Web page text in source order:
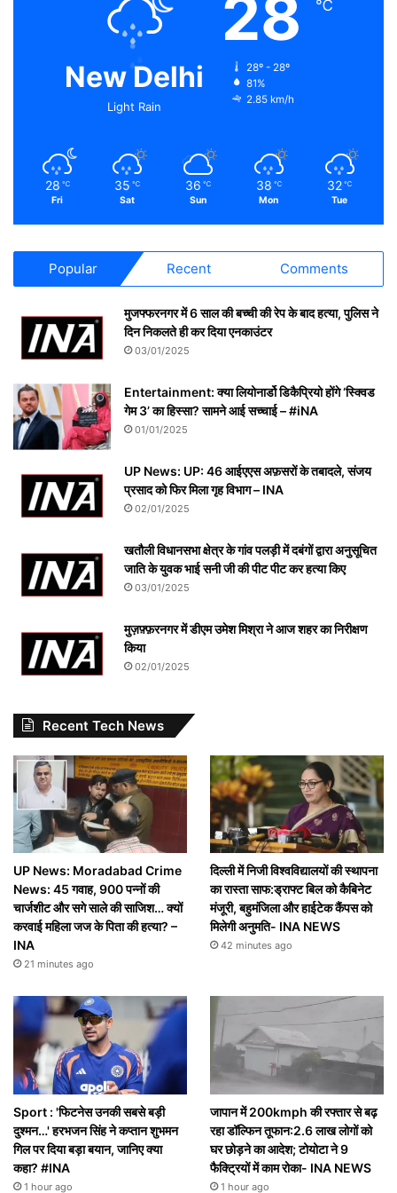
New Delhi
Light Rain
28 ℃
28º - 28º
81%
2.85 km/h
28 ℃
Fri
35 ℃
Sat
36 ℃
Sun
38 ℃
Mon
32 ℃
Tue
Popular Recent Comments
मुजफ्फरनगर में 6 साल की बच्ची की रेप के बाद हत्या, पुलिस ने
दिन निकलते ही कर दिया एनकाउंटर
03/01/2025
Entertainment: क्या लियोनार्डो डिकैप्रियो होंगे ‘स्क्विड
गेम 3’ का हिस्सा? सामने आई सच्चाई – #iNA
01/01/2025
UP News: UP: 46 आईएएस अफ़सरों के तबादले, संजय
प्रसाद को फिर मिला गृह विभाग – INA
02/01/2025
खतौली विधानसभा क्षेत्र के गांव पलड़ी में दबंगों द्वारा अनुसूचित
जाति के युवक भाई सनी जी की पीट पीट कर हत्या किए
03/01/2025
मुज़फ़्फ़रनगर में डीएम उमेश मिश्रा ने आज शहर का निरीक्षण
किया
02/01/2025
Recent Tech News
UP News: Moradabad Crime
News: 45 गवाह, 900 पन्नों की
चार्जशीट और सगे साले की साजिश… क्यों
करवाई महिला जज के पिता की हत्या? –
INA
21 minutes ago
दिल्ली में निजी विश्वविद्यालयों की स्थापना
का रास्ता साफ:ड्राफ्ट बिल को कैबिनेट
मंजूरी, बहुमंजिला और हाईटेक कैंपस को
मिलेगी अनुमति- INA NEWS
42 minutes ago
Sport : 'फिटनेस उनकी सबसे बड़ी
दुश्मन…' हरभजन सिंह ने कप्तान शुभमन
गिल पर दिया बड़ा बयान, जानिए क्या
कहा? #INA
1 hour ago
जापान में 200kmph की रफ्तार से बढ़
रहा डॉल्फिन तूफान:2.6 लाख लोगों को
घर छोड़ने का आदेश; टोयोटा ने 9
फैक्ट्रियों में काम रोका- INA NEWS
1 hour ago